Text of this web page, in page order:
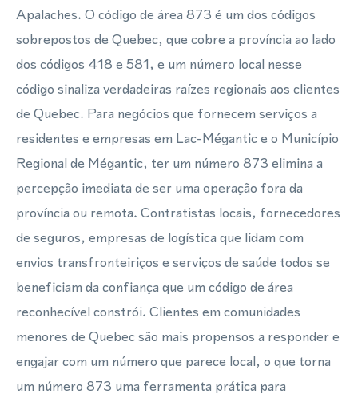
Apalaches. O código de área 873 é um dos códigos
sobrepostos de Quebec, que cobre a província ao lado
dos códigos 418 e 581, e um número local nesse
código sinaliza verdadeiras raízes regionais aos clientes
de Quebec. Para negócios que fornecem serviços a
residentes e empresas em Lac-Mégantic e o Município
Regional de Mégantic, ter um número 873 elimina a
percepção imediata de ser uma operação fora da
província ou remota. Contratistas locais, fornecedores
de seguros, empresas de logística que lidam com
envios transfronteiriços e serviços de saúde todos se
beneficiam da confiança que um código de área
reconhecível constrói. Clientes em comunidades
menores de Quebec são mais propensos a responder e
engajar com um número que parece local, o que torna
um número 873 uma ferramenta prática para